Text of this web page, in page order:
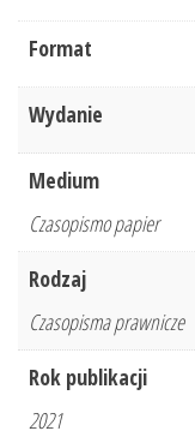
Format
Wydanie
Medium
Czasopismo papier
Rodzaj
Czasopisma prawnicze
Rok publikacji
2021